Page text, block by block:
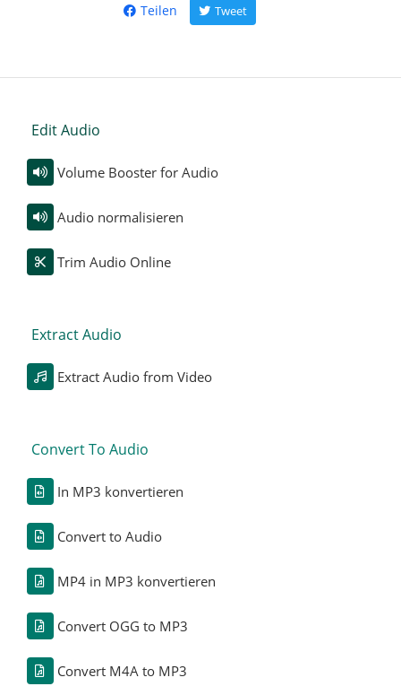
Teilen Tweet
Edit Audio
Volume Booster for Audio
Audio normalisieren
Trim Audio Online
Extract Audio
Extract Audio from Video
Convert To Audio
In MP3 konvertieren
Convert to Audio
MP4 in MP3 konvertieren
Convert OGG to MP3
Convert M4A to MP3